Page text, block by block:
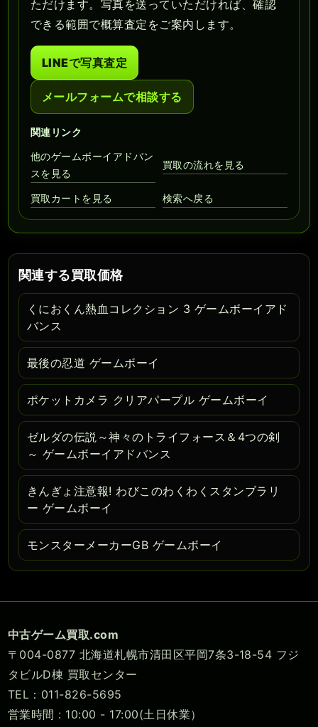
ただけます。写真を送っていただければ、確認
できる範囲で概算査定をご案内します。
LINEで写真査定
メールフォームで相談する
関連リンク
他のゲームボーイアドバン
スを見る
買取の流れを見る
買取カートを見る 検索へ戻る
関連する買取価格
くにおくん熱血コレクション 3 ゲームボーイアド
バンス
最後の忍道 ゲームボーイ
ポケットカメラ クリアパープル ゲームボーイ
ゼルダの伝説～神々のトライフォース＆4つの剣
～ ゲームボーイアドバンス
きんぎょ注意報! わびこのわくわくスタンブラリ
ー ゲームボーイ
モンスターメーカーGB ゲームボーイ
中古ゲーム買取.com
〒004-0877 北海道札幌市清田区平岡7条3-18-54 フジ
タビルD棟 買取センター
TEL：011-826-5695
営業時間 : 10:00 - 17:00(土日休業）